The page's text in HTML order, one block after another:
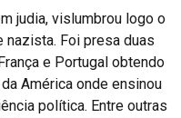
judia, vislumbrou logo o
Foi presa duas
e Portugal obtendo
América onde ensinou
política. Entre outras